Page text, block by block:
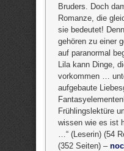
Bruders. Doch
Romanze, die
sie bedeutet!
gehören zu einer
auf paranormal
Lila kann Dinge,
vorkommen …
aufgebaute
Frühlingslektüre
wissen wie es ist
…“ (Leserin) (54
(352 Seiten) –